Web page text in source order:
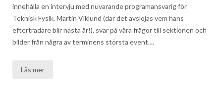
innehålla en intervju med nuvarande programansvarig för
Teknisk Fysik, Martin Viklund (där det avslöjas vem hans
efterträdare blir nästa år!), svar på våra frågor till sektionen och
bilder från några av terminens största event....
Läs mer